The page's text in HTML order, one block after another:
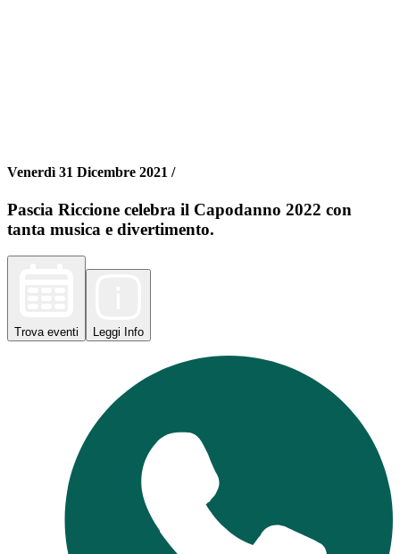
Venerdì 31 Dicembre 2021 /
Pascia Riccione celebra il Capodanno 2022 con
tanta musica e divertimento.
Trova eventi Leggi Info